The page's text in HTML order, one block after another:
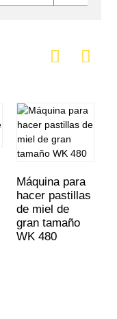
Máquina para
hacer pastillas
de miel de
gran tamaño
WK 480